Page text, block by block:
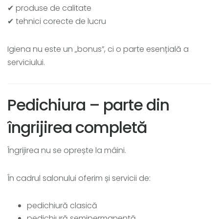
✔ produse de calitate
✔ tehnici corecte de lucru
Igiena nu este un „bonus”, ci o parte esențială a
serviciului.
Pedichiura – parte din
îngrijirea completă
Îngrijirea nu se oprește la mâini.
În cadrul salonului oferim și servicii de:
pedichiură clasică